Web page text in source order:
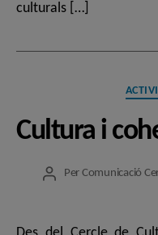
culturals […]
Cultura i
Autor
Per Comunicació